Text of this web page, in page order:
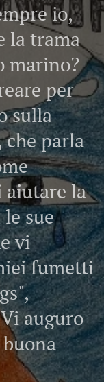
io,
la trama
marino?
per
sulla
che parla
aiutare la
sue
vi
fumetti
auguro